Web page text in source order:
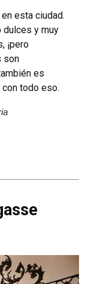
esta ciudad.
dulces y muy
¡pero
son
es
todo eso.